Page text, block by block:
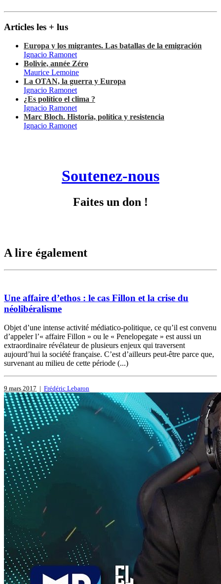
Articles les + lus
Europa y los migrantes. Las batallas de la emigración
Ignacio Ramonet
Bolivie, année Zéro
Maurice Lemoine
La OTAN, la guerra y Europa
Ignacio Ramonet
¿Es político el clima ?
Ignacio Ramonet
Marc Bloch. Historia, política y resistencia
Ignacio Ramonet
Soutenez-nous
Faites un don !
A lire également
Une affaire d’ethos : le cas Fillon et la crise du
néolibéralisme
Objet d’une intense activité médiatico-politique, ce qu’il est convenu
d’appeler l’« affaire Fillon » ou le « Penelopegate » est aussi un
extraordinaire révélateur de plusieurs enjeux qui traversent
aujourd’hui la société française. C’est d’ailleurs peut-être parce que,
survenant au milieu de cette période (...)
9 mars 2017 | Frédéric Lebaron